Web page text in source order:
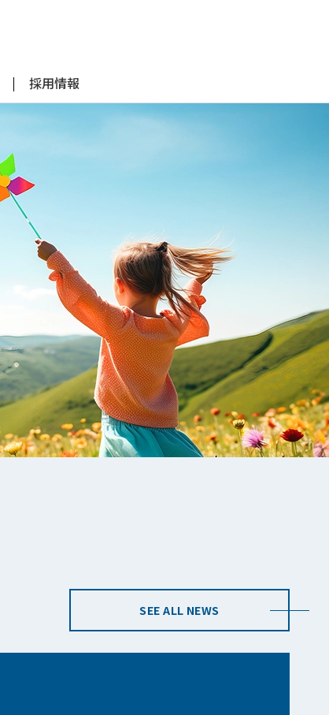
採用情報
SEE ALL NEWS